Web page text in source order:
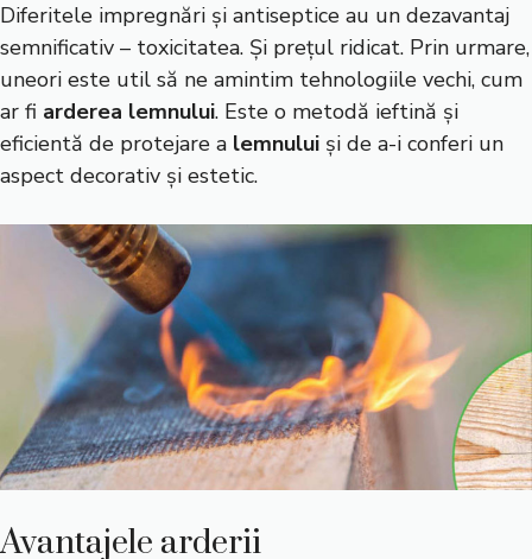
Diferitele impregnări și antiseptice au un dezavantaj
semnificativ – toxicitatea. Și prețul ridicat. Prin urmare,
uneori este util să ne amintim tehnologiile vechi, cum
ar fi arderea lemnului. Este o metodă ieftină și
eficientă de protejare a lemnului și de a-i conferi un
aspect decorativ și estetic.
Avantajele arderii